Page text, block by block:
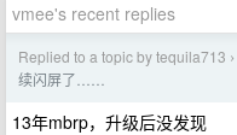
vmee's recent replies
Replied to a topic by tequila713 ›
续闪屏了……
13年mbrp，升级后没发现